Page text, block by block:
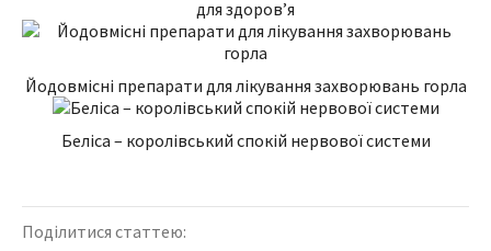
для здоров’я
Йодовмісні препарати для лікування захворювань горла
Беліса – королівський спокій нервової системи
Поділитися статтею: